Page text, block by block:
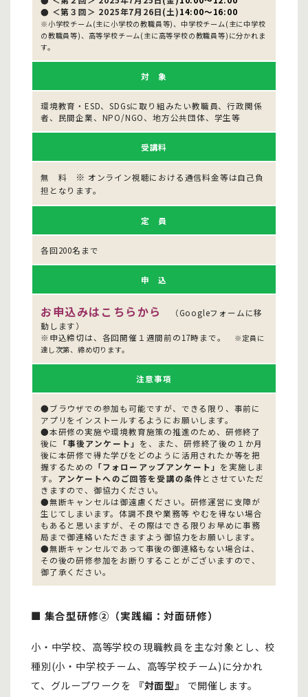
● ＜第３回＞ 2025年7月26日(土)14:00～16:00
※小学校チーム(主に小学校の教職員等)、中学校チーム(主に中学校
の教職員等)、高等学校チーム(主に高等学校の教職員等)に分かれま
す。
対 象
環境教育・ESD、SDGsに取り組みたい教職員、行政関係
者、民間企業、NPO/NGO、地方公共団体、学生等
受講料
無 料 ※ オンライン視聴における通信料金等は自己負
担となります。
定 員
各回200名まで
申 込
お申込みはこちらから
（Googleフォームに移
動します）
※申込締切は、各回開催１週間前の17時まで。
※定員に
達し次第、締め切ります。
注意事項
●ブラウザでの参加も可能ですが、できる限り、事前に
アプリをインストールするようにお願いします。
●本研修の実施や環境教育施策の推進のため、研修終了
後に 「事後アンケート」 を、また、研修終了後の１か月
後に本研修で得た学びをどのように活用されたか等を把
握するための 「フォローアップアンケート」 を実施しま
す。 アンケートへのご回答を受講の条件とさせていただ
きますので、御協力ください。
●無断キャンセルは御遠慮ください。研修運営に支障が
生じてしまいます。体調不良や業務等 やむを得ない場合
もあると思いますが、その際はできる限りお早めに事務
局まで御連絡いただきますよう御協力をお願いします。
●無断キャンセルであって事後の御連絡もない場合は、
その後の研修参加をお断りすることがございますので、
御了承ください。
■ 集合型研修②（実践編：対面研修）
小・中学校、高等学校の現職教員を主な対象とし、校
種別(小・中学校チーム、高等学校チーム)に分かれ
て、グループワークを
『対面型』
で開催します。